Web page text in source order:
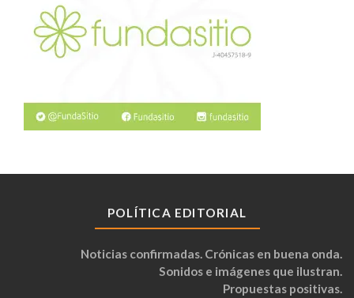
POLÍTICA EDITORIAL
Noticias confirmadas. Crónicas en buena onda.
Sonidos e imágenes que ilustran.
Propuestas positivas.